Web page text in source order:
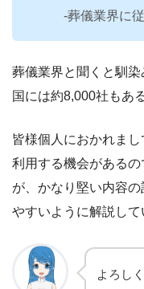
-葬儀業界に
葬儀業界と聞くと馴
国には約8,000社もあ
皆様個人におかれま
利用する機会がある
が、かなり堅い内容
やすいように解説して
よろし